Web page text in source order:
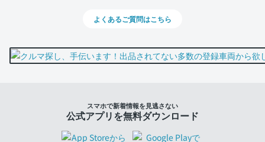
よくあるご質問はこちら
スマホで新着情報を見逃さない
公式アプリを無料ダウンロード